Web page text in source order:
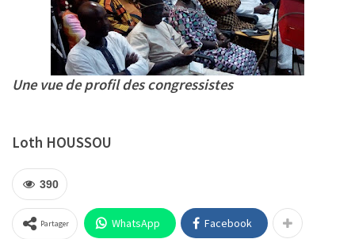
Une vue de profil des congressistes
Loth HOUSSOU
390
Partager WhatsApp Facebook